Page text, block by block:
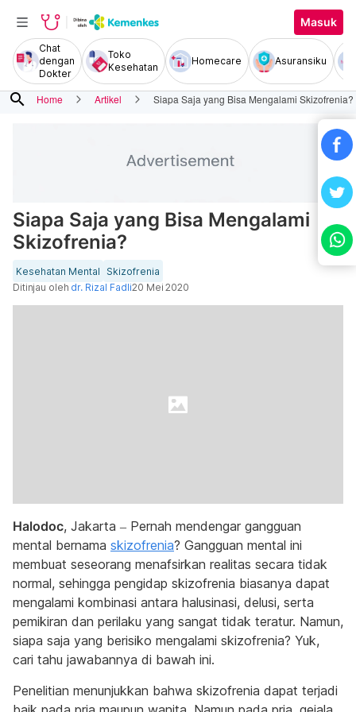
Masuk
Chat
dengan
Dokter
Toko
Kesehatan
Homecare Asuransiku
search Home Artikel Siapa Saja yang Bisa Mengalami Skizofrenia?
Siapa Saja yang Bisa Mengalami
Skizofrenia?
Kesehatan Mental
Skizofrenia
Ditinjau oleh dr. Rizal Fadli20 Mei 2020
Halodoc, Jakarta – Pernah mendengar gangguan
mental bernama skizofrenia? Gangguan mental ini
membuat seseorang menafsirkan realitas secara tidak
normal, sehingga pengidap skizofrenia biasanya dapat
mengalami kombinasi antara halusinasi, delusi, serta
pemikiran dan perilaku yang sangat tidak teratur. Namun,
siapa saja yang berisiko mengalami skizofrenia? Yuk,
cari tahu jawabannya di bawah ini.
Penelitian menunjukkan bahwa skizofrenia dapat terjadi